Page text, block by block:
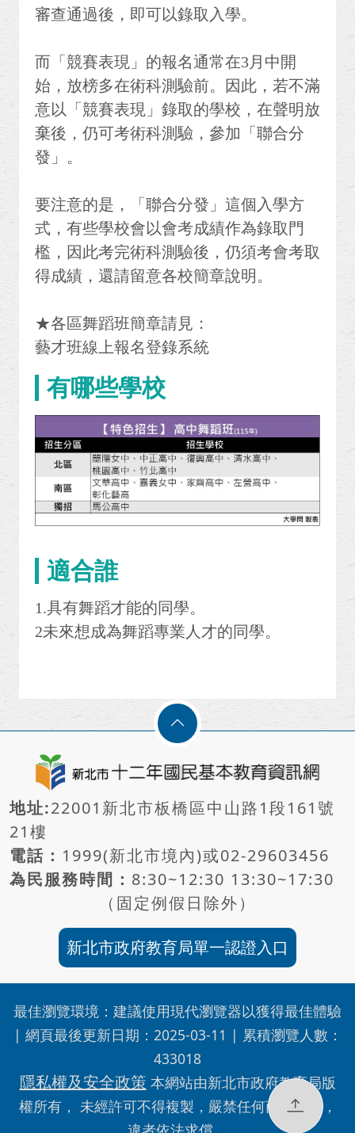
審查通過後，即可以錄取入學。
而「競賽表現」的報名通常在3月中開
始，放榜多在術科測驗前。因此，若不滿
意以「競賽表現」錄取的學校，在聲明放
棄後，仍可考術科測驗，參加「聯合分
發」。
要注意的是，「聯合分發」這個入學方
式，有些學校會以會考成績作為錄取門
檻，因此考完術科測驗後，仍須考會考取
得成績，還請留意各校簡章說明。
★各區舞蹈班簡章請見：
藝才班線上報名登錄系統
有哪些學校
適合誰
1.具有舞蹈才能的同學。
2未來想成為舞蹈專業人才的同學。
地址:22001新北市板橋區中山路1段161號
21樓
電話： 1999(新北市境內)或02-29603456
為民服務時間： 8:30~12:30 13:30~17:30
（固定例假日除外）
新北市政府教育局單一認證入口
最佳瀏覽環境：建議使用現代瀏覽器以獲得最佳體驗
| 網頁最後更新日期： 2025-03-11 | 累積瀏覽人數：
433018
隱私權及安全政策 本網站由新北市政府教育局版
權所有， 未經許可不得複製，嚴禁任何商業引用，